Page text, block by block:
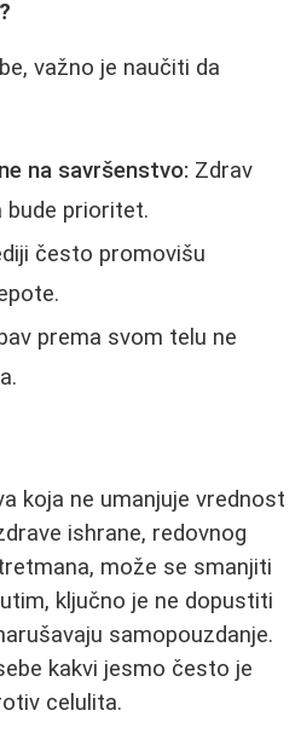
važno je naučiti da
na savršenstvo: Zdrav
bude prioritet.
često promovišu
prema svom telu ne
koja ne umanjuje vrednost
ishrane, redovnog
može se smanjiti
ključno je ne dopustiti
samopouzdanje.
kakvi jesmo često je
celulita.